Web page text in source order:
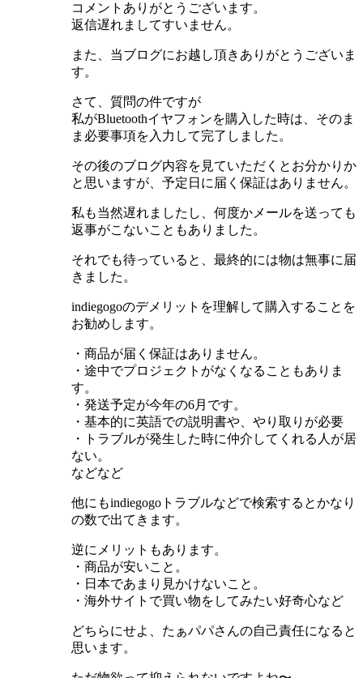
コメントありがとうございます。
返信遅れましてすいません。
また、当ブログにお越し頂きありがとうございま
す。
さて、質問の件ですが
私がBluetoothイヤフォンを購入した時は、そのま
ま必要事項を入力して完了しました。
その後のブログ内容を見ていただくとお分かりか
と思いますが、予定日に届く保証はありません。
私も当然遅れましたし、何度かメールを送っても
返事がこないこともありました。
それでも待っていると、最終的には物は無事に届
きました。
indiegogoのデメリットを理解して購入することを
お勧めします。
・商品が届く保証はありません。
・途中でプロジェクトがなくなることもありま
す。
・発送予定が今年の6月です。
・基本的に英語での説明書や、やり取りが必要
・トラブルが発生した時に仲介してくれる人が居
ない。
などなど
他にもindiegogoトラブルなどで検索するとかなり
の数で出てきます。
逆にメリットもあります。
・商品が安いこと。
・日本であまり見かけないこと。
・海外サイトで買い物をしてみたい好奇心など
どちらにせよ、たぁパパさんの自己責任になると
思います。